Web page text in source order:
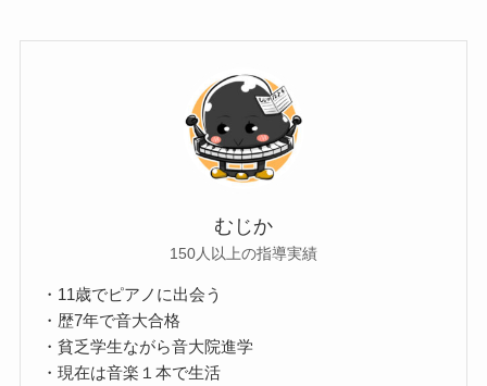
むじか
150人以上の指導実績
・11歳でピアノに出会う
・歴7年で音大合格
・貧乏学生ながら音大院進学
・現在は音楽１本で生活